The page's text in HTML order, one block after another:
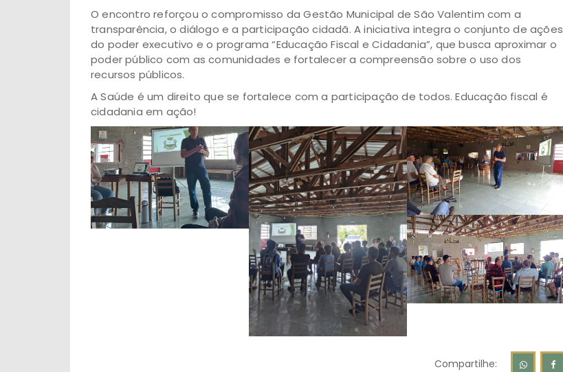
O encontro reforçou o compromisso da Gestão Municipal de São Valentim com a
transparência, o diálogo e a participação cidadã. A iniciativa integra o conjunto de ações
do poder executivo e o programa “Educação Fiscal e Cidadania”, que busca aproximar o
poder público com as comunidades e fortalecer a compreensão sobre o uso dos
recursos públicos.
A Saúde é um direito que se fortalece com a participação de todos. Educação fiscal é
cidadania em ação!
Compartilhe: